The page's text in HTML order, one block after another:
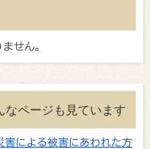
せん。
なページも見ています
による被害にあわれた方